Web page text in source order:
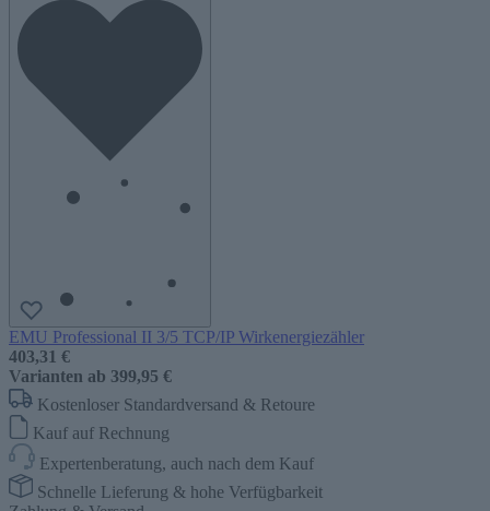
EMU Professional II 3/5 TCP/IP Wirkenergiezähler
403,31 €
Varianten ab 399,95 €
Kostenloser Standardversand & Retoure
Kauf auf Rechnung
Expertenberatung, auch nach dem Kauf
Schnelle Lieferung & hohe Verfügbarkeit